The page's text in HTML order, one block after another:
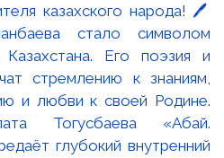
казахского народа! 🖊️
стало символом
Казахстана. Его поэзия и
стремлению к знаниям,
и любви к своей Родине.
Тогусбаева «Абай.
глубокий внутренний